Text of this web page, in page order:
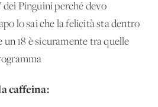
Pinguini perché devo
lo sai che la felicità sta dentro
un 18 è sicuramente tra quelle
caffeina: